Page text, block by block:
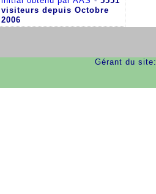
visiteurs depuis Octobre
2006
Gérant du site: